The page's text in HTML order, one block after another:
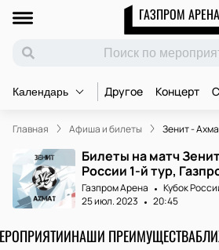
ГАЗПРОМ АРЕНА
Календарь Другое Концерт
Главная Афиша и билеты Зенит -
Билеты на матч
России 1-й тур,
Газпром Арена Кубок
25 июл. 2023
20:45
НАШИ ПРЕИМУЩЕСТВА